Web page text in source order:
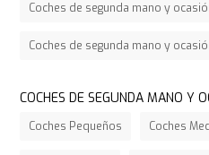
Coches de segunda mano y
Coches de segunda mano y
COCHES DE SEGUNDA MANO Y
Coches Pequeños Coches